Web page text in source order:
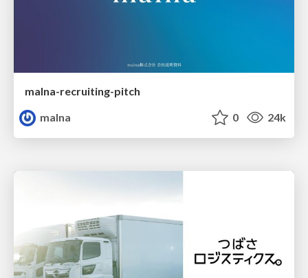
malna-recruiting-pitch
malna
0 24k